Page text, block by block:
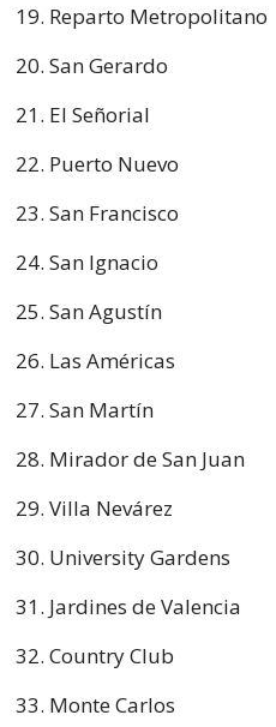
Reparto Metropolitano
San Gerardo
El Señorial
Puerto Nuevo
San Francisco
San Ignacio
San Agustín
Las Américas
San Martín
Mirador de San Juan
Villa Nevárez
University Gardens
Jardines de Valencia
Country Club
Monte Carlos